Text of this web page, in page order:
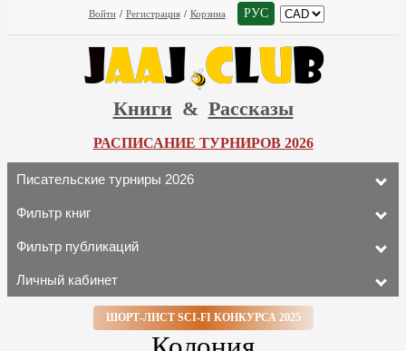
Войти / Регистрация / Корзина РУС
Книги & Рассказы
РАСПИСАНИЕ ТУРНИРОВ 2026
Писательские турниры 2026
Фильтр книг
Фильтр публикаций
Личный кабинет
ШОРТ-ЛИСТ SCI-FI КОНКУРСА 2025